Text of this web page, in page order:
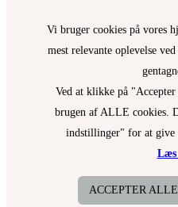
Vi bruger cookies på vores
mest relevante oplevelse
Ved at klikke på
brugen af ALLE cookies.
indstillinger" for at give
Læs
ACCEPTER ALLE